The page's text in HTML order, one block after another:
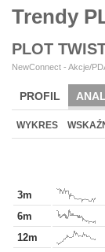
Trendy
PLOT
NewConnect - Akcje/
PROFIL
BR LAB
WYKRES
3m
6m
12m
18